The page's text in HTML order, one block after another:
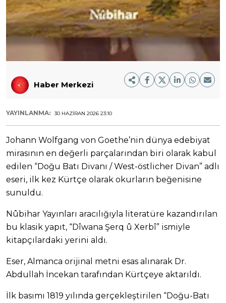
Haber Merkezi
YAYINLANMA: 30 HAZIRAN 2026 23:10
Johann Wolfgang von Goethe’nin dünya edebiyat
mirasının en değerli parçalarından biri olarak kabul
edilen “Doğu Batı Divanı / West-östlicher Divan” adlı
eseri, ilk kez Kürtçe olarak okurların beğenisine
sunuldu.
Nûbihar Yayınları aracılığıyla literatüre kazandırılan
bu klasik yapıt, “Dîwana Şerq û Xerbî” ismiyle
kitapçılardaki yerini aldı.
Eser, Almanca orijinal metni esas alınarak Dr.
Abdullah İncekan tarafından Kürtçeye aktarıldı.
İlk basımı 1819 yılında gerçekleştirilen “Doğu-Batı